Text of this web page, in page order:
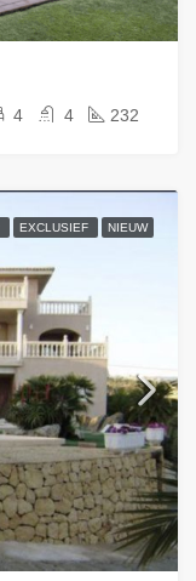
4 4 232
EXCLUSIEF NIEUW